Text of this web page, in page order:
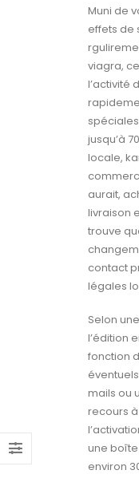
Muni de
effets de
viagra,
l’activité
jusqu’à
locale,
aurait,
livraison
trouve
contact
légales
Selon
l’édition
fonction
mails ou
recours
une
environ